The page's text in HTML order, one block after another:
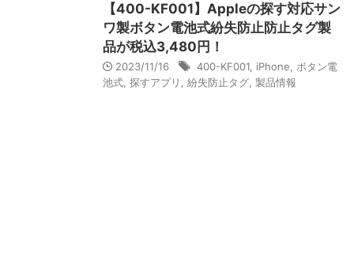
【400-KF001】Appleの探す対応サン
ワ製ボタン電池式紛失防止防止タグ製
品が税込3,480円！
2023/11/16 400-KF001 iPhone
ボタン電
池式 探すアプリ 紛失防止タグ 製品情報